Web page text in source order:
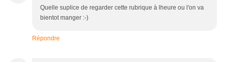
Quelle suplice de regarder cette rubrique à lheure ou l'on va
bientot manger :-)
Répondre